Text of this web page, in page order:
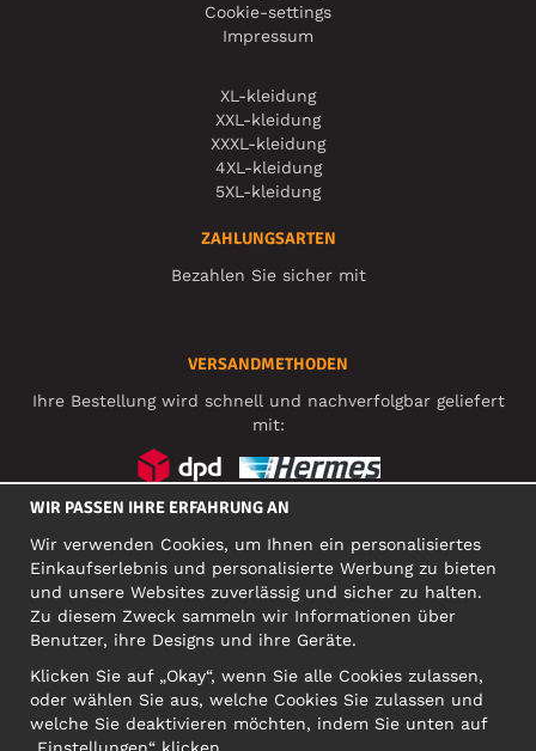
Cookie-settings
Impressum
XL-kleidung
XXL-kleidung
XXXL-kleidung
4XL-kleidung
5XL-kleidung
ZAHLUNGSARTEN
Bezahlen Sie sicher mit
VERSANDMETHODEN
Ihre Bestellung wird schnell und nachverfolgbar geliefert
mit:
FIRMA
Narva mnt 5, EE-10117 Tallinn
Org: 12356245, VAT: EE101578318
ACHTUNG! Produktrücksendungen nicht an diese Adresse
WIR PASSEN IHRE ERFAHRUNG AN
Wir verwenden Cookies, um Ihnen ein personalisiertes
Einkaufserlebnis und personalisierte Werbung zu bieten
und unsere Websites zuverlässig und sicher zu halten.
Zu diesem Zweck sammeln wir Informationen über
Benutzer, ihre Designs und ihre Geräte.
Klicken Sie auf „Okay“, wenn Sie alle Cookies zulassen,
oder wählen Sie aus, welche Cookies Sie zulassen und
welche Sie deaktivieren möchten, indem Sie unten auf